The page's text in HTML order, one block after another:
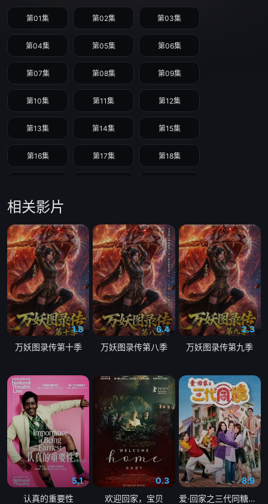
第01集 第02集 第03集
第04集 第05集 第06集
第07集 第08集 第09集
第10集 第11集 第12集
第13集 第14集 第15集
第16集 第17集 第18集
第22集
第25集 第26集 第27集
第28集 第29集 第30集
第31集
相关影片
1.8
万妖图录传第十季
6.4
万妖图录传第八季
2.3
万妖图录传第九季
5.1
认真的重要性
0.3
欢迎回家，宝贝
8.9
爱·回家之三代同糖国语